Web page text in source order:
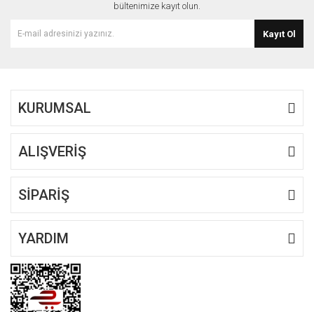
bültenimize kayıt olun.
Kayıt Ol
KURUMSAL
ALIŞVERİŞ
SİPARİŞ
YARDIM